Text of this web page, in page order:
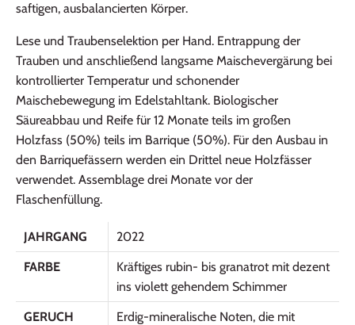
saftigen, ausbalancierten Körper.
Lese und Traubenselektion per Hand. Entrappung der
Trauben und anschließend langsame Maischevergärung bei
kontrollierter Temperatur und schonender
Maischebewegung im Edelstahltank. Biologischer
Säureabbau und Reife für 12 Monate teils im großen
Holzfass (50%) teils im Barrique (50%). Für den Ausbau in
den Barriquefässern werden ein Drittel neue Holzfässer
verwendet. Assemblage drei Monate vor der
Flaschenfüllung.
JAHRGANG
2022
FARBE
Kräftiges rubin- bis granatrot mit dezent
ins violett gehendem Schimmer
GERUCH
Erdig-mineralische Noten, die mit